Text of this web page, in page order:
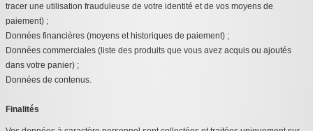
tracer une utilisation frauduleuse de votre identité et de vos moyens de
paiement) ;
Données financières (moyens et historiques de paiement) ;
Données commerciales (liste des produits que vous avez acquis ou ajoutés
dans votre panier) ;
Données de contenus.
Finalités